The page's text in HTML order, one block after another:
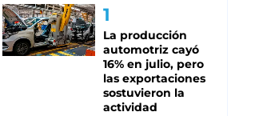
La producción
automotriz cayó
16% en julio, pero
las exportaciones
sostuvieron la
actividad